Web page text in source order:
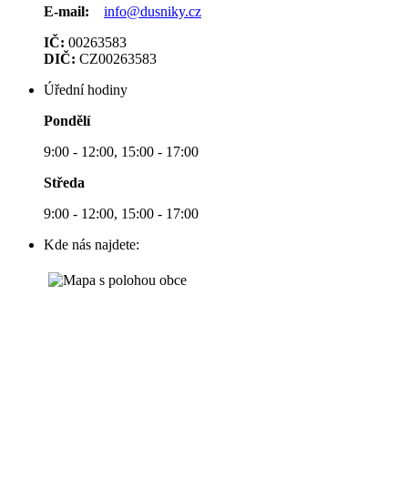
E-mail:
info@dusniky.cz
IČ: 00263583
DIČ: CZ00263583
Úřední hodiny
Pondělí
9:00 - 12:00, 15:00 - 17:00
Středa
9:00 - 12:00, 15:00 - 17:00
Kde nás najdete: